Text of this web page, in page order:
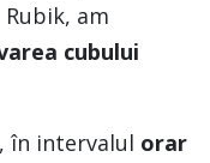
am
cubului
, în intervalul orar